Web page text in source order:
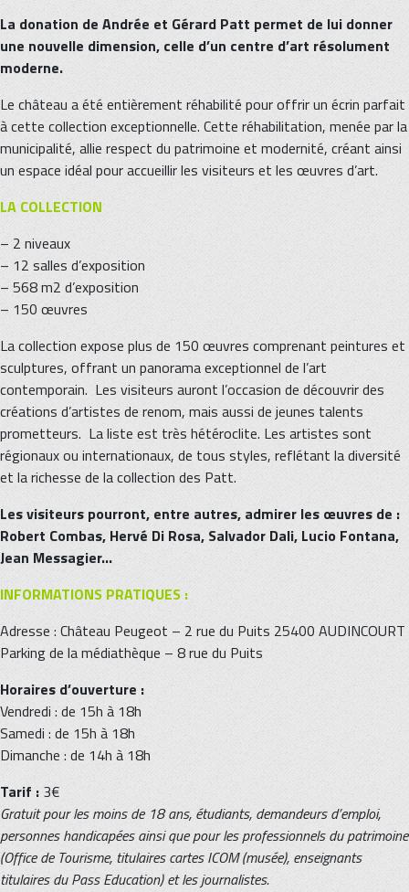
La donation de Andrée et Gérard Patt permet de lui donner
une nouvelle dimension, celle d’un centre d’art résolument
moderne.
Le château a été entièrement réhabilité pour offrir un écrin parfait
à cette collection exceptionnelle. Cette réhabilitation, menée par la
municipalité, allie respect du patrimoine et modernité, créant ainsi
un espace idéal pour accueillir les visiteurs et les œuvres d’art.
LA COLLECTION
– 2 niveaux
– 12 salles d’exposition
– 568 m2 d’exposition
– 150 œuvres
La collection expose plus de 150 œuvres comprenant peintures et
sculptures, offrant un panorama exceptionnel de l’art
contemporain. Les visiteurs auront l’occasion de découvrir des
créations d’artistes de renom, mais aussi de jeunes talents
prometteurs. La liste est très hétéroclite. Les artistes sont
régionaux ou internationaux, de tous styles, reflétant la diversité
et la richesse de la collection des Patt.
Les visiteurs pourront, entre autres, admirer les œuvres de :
Robert Combas, Hervé Di Rosa, Salvador Dali, Lucio Fontana,
Jean Messagier…
INFORMATIONS PRATIQUES :
Adresse : Château Peugeot – 2 rue du Puits 25400 AUDINCOURT
Parking de la médiathèque – 8 rue du Puits
Horaires d’ouverture :
Vendredi : de 15h à 18h
Samedi : de 15h à 18h
Dimanche : de 14h à 18h
Tarif : 3€
Gratuit pour les moins de 18 ans, étudiants, demandeurs d’emploi,
personnes handicapées ainsi que pour les professionnels du patrimoine
(Office de Tourisme, titulaires cartes ICOM (musée), enseignants
titulaires du Pass Education) et les journalistes.